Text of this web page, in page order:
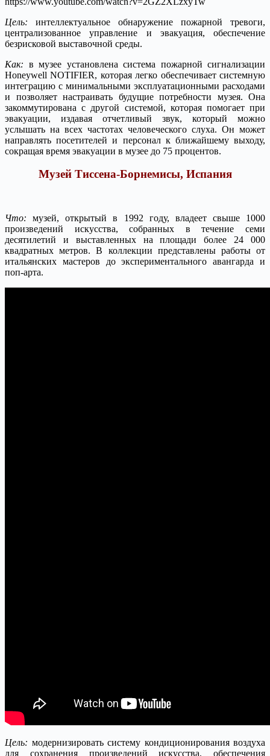
Цель: интеллектуальное обнаружение пожарной тревоги,
централизованное управление и эвакуация, обеспечение
безрисковой выставочной среды.
Как: в музее установлена система пожарной сигнализации
Honeywell NOTIFIER, которая легко обеспечивает системную
интеграцию с минимальными эксплуатационными расходами
и позволяет настраивать будущие потребности музея. Она
закоммутирована с другой системой, которая помогает при
эвакуации, издавая отчетливый звук, который можно
услышать на всех частотах человеческого слуха. Он может
направлять посетителей и персонал к ближайшему выходу,
сокращая время эвакуации в музее до 75 процентов.
Музей Тиссена-Борнемисы, Испания
Что: музей, открытый в 1992 году, владеет свыше 1000
произведений искусства, собранных в течение семи
десятилетий и выставленных на площади более 24 000
квадратных метров. В коллекции представлены работы от
итальянских мастеров до экспериментального авангарда и
поп-арта.
Цель: модернизировать систему кондиционирования воздуха
для сохранения произведений искусства, обеспечения